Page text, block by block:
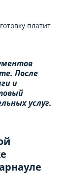
платит
После
и
услуг.